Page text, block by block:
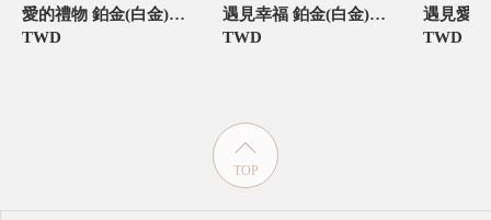
愛的禮物 鉑金(白金)鑽石結婚套戒(三件組)
TWD
遇見幸福 鉑金(白金)鑽石結婚套戒(三件組)
TWD
TWD
TOP